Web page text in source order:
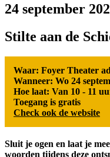
24 september
Stilte aan de
Waar: Foyer Theater
Wanneer: Wo 24
Hoe laat: Van 10 - 11
Toegang is gratis
Check ook de website
Sluit je ogen en laat je
woorden tijdens deze